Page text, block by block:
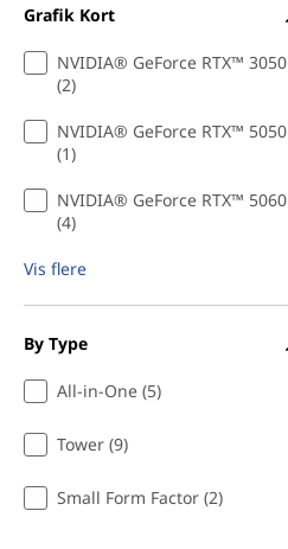
Grafik Kort
NVIDIA® GeForce RTX™ 3050
(2)
NVIDIA® GeForce RTX™ 5050
(1)
NVIDIA® GeForce RTX™ 5060
(4)
Vis flere
By Type
All-in-One (5)
Tower (9)
Small Form Factor (2)